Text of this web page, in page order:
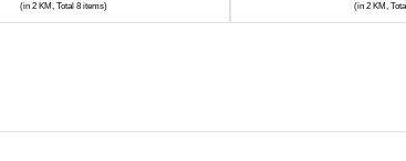
(in 2 KM, Total 8 items) (in 2 KM,